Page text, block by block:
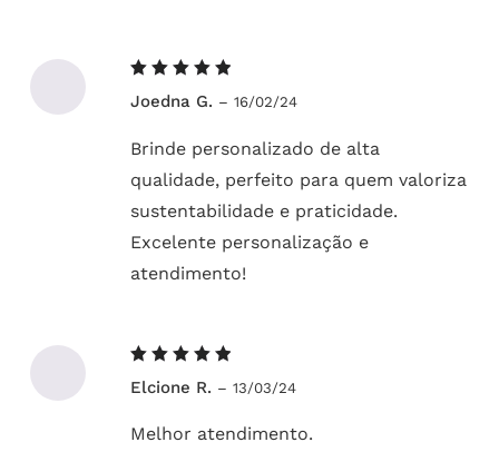
5de 5
Joedna G. – 16/02/24
Brinde personalizado de alta
qualidade, perfeito para quem valoriza
sustentabilidade e praticidade.
Excelente personalização e
atendimento!
5de 5
Elcione R. – 13/03/24
Melhor atendimento.